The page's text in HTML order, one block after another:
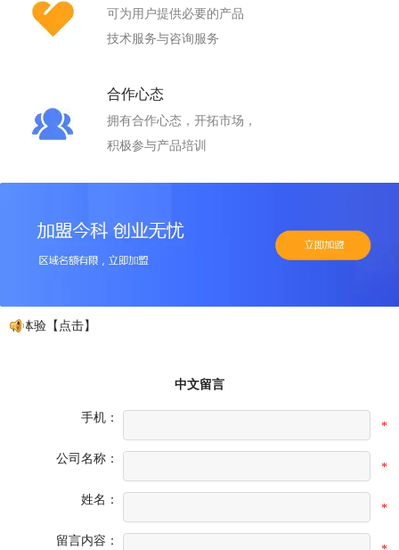
可为用户提供必要的产品
技术服务与咨询服务
合作心态
拥有合作心态，开拓市场，
积极参与产品培训
体验【点击】
中文留言
手机：
*
公司名称：
*
姓名：
*
留言内容：